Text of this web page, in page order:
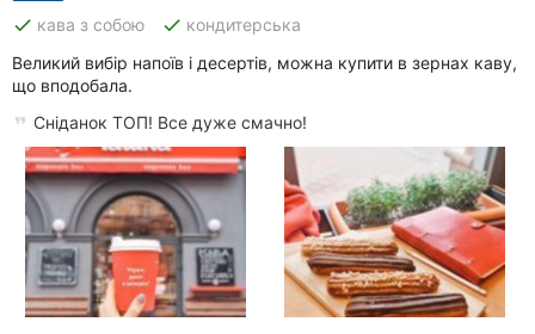
done кава з собою done кондитерська
Великий вибір напоїв і десертів, можна купити в зернах каву,
що вподобала.
Сніданок ТОП! Все дуже смачно!